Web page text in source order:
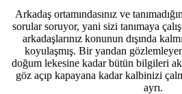
Arkadaş ortamındasınız ve
sorular soruyor, yani sizi tanımaya
arkadaşlarınız konunun dışında
koyulaşmış. Bir yandan
doğum lekesine kadar bütün bilgileri
göz açıp kapayana kadar kalbinizi
ayrı.